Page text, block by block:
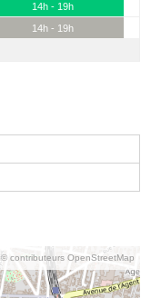
14h - 19h
14h - 19h
© contributeurs OpenStreetMap